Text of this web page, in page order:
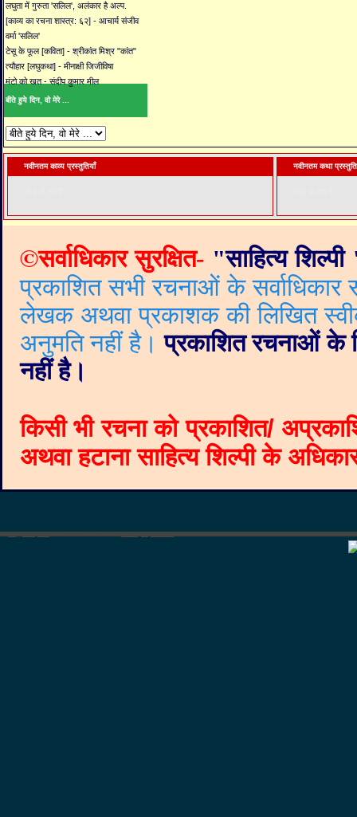
लघुता में गुरुता 'सलिल', अलंकार है अल्प.
[काव्य का रचना शास्त्र: ६२] - आचार्य संजीव
वर्मा 'सलिल'
टेसू के फूल [कविता] - श्रीकांत मिश्र "कांत"
त्यौहार [लघुकथा] - मीनाक्षी जिजीविषा
मंटो को खत - संदीप कुमार मील
बीते हुये दिन, वो मेरे ...
नवीनतम काव्य प्रस्तुतियाँ नवीनतम कथा
©सर्वाधिकार सुरक्षित- "साहित्य शिल्पी
प्रकाशित सभी रचनाओं के
लेखक अथवा प्रकाशक की लिखित
अनुमति नहीं है। प्रकाशित रचनाओं के
नहीं है।
किसी भी रचना को प्रकाशित/
अथवा हटाना साहित्य शिल्पी के